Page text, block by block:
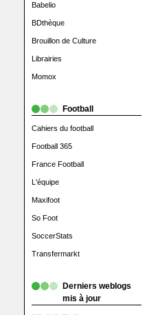
Babelio
BDthèque
Brouillon de Culture
Librairies
Momox
Football
Cahiers du football
Football 365
France Football
L'équipe
Maxifoot
So Foot
SoccerStats
Transfermarkt
Derniers weblogs
mis à jour